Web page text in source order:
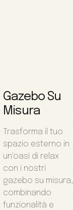
Gazebo Su
Misura
Trasforma il tuo
spazio esterno in
un'oasi di relax
con i nostri
gazebo su misura,
combinando
funzionalità e